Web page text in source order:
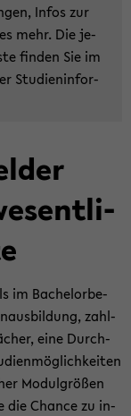
Infos zur
mehr. Die je­
fin­den Sie im
Stu­di­en­in­for­
im Ba­che­lor­be­
zahl­
eine Durch­
Mo­dul­grö­ßen
die Chan­ce zu in­